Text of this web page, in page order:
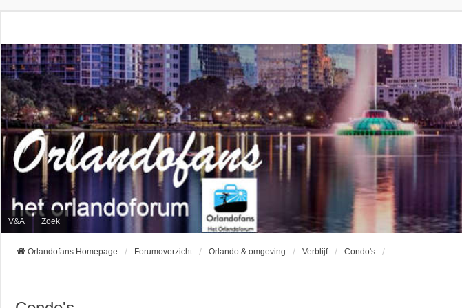
V&A Zoek
Orlandofans Homepage Forumoverzicht Orlando & omgeving Verblijf Condo's